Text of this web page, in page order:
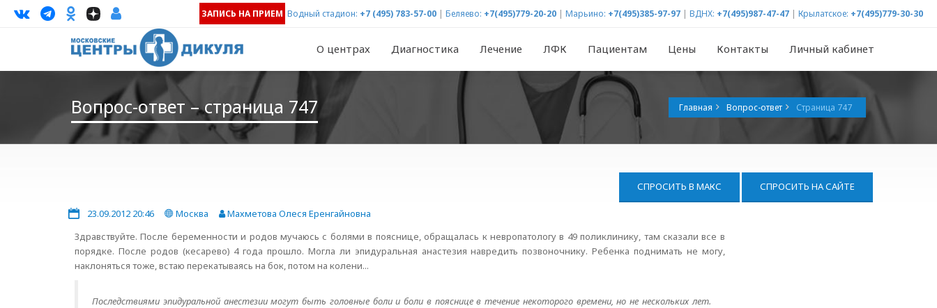
ЗАПИСЬ НА ПРИЕМ Водный стадион: +7 (495) 783-57-00 | Беляево: +7(495)779-20-20 | Марьино: +7(495)385-97-97 | ВДНХ: +7(495)987-47-47 | Крылатское: +7(495)779-30-30
О центрах Диагностика Лечение ЛФК Пациентам Цены Контакты Личный кабинет
Вопрос-ответ – страница 747 Главная Вопрос-ответ Страница 747
СПРОСИТЬ В МАКС СПРОСИТЬ НА САЙТЕ
23.09.2012 20:46 Москва
Махметова Олеся Еренгайновна
Здравствуйте. После беременности и родов мучаюсь с болями в пояснице, обращалась к невропатологу в 49 поликлинику, там сказали все в
порядке. После родов (кесарево) 4 года прошло. Могла ли эпидуральная анастезия навредить позвоночнику. Ребенка поднимать не могу,
наклоняться тоже, встаю перекатываясь на бок, потом на колени...
Последствиями эпидуральной анестезии могут быть головные боли и боли в пояснице в течение некоторого времени, но не нескольких лет.